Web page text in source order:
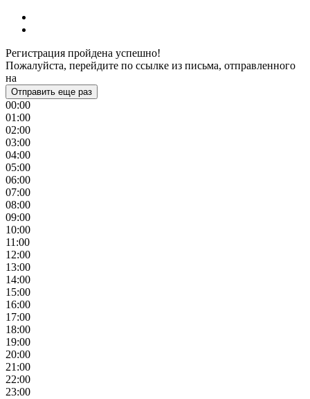
Регистрация пройдена успешно!
Пожалуйста, перейдите по ссылке из письма, отправленного
на
Отправить еще раз
00:00
01:00
02:00
03:00
04:00
05:00
06:00
07:00
08:00
09:00
10:00
11:00
12:00
13:00
14:00
15:00
16:00
17:00
18:00
19:00
20:00
21:00
22:00
23:00